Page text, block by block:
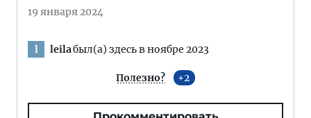
19 января 2024
l leilaбыл(а) здесь в ноябре 2023
Полезно? 2